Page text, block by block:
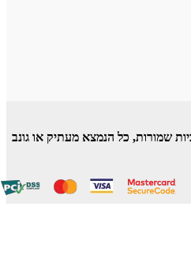
כל הנמצא מעתיק או גונב